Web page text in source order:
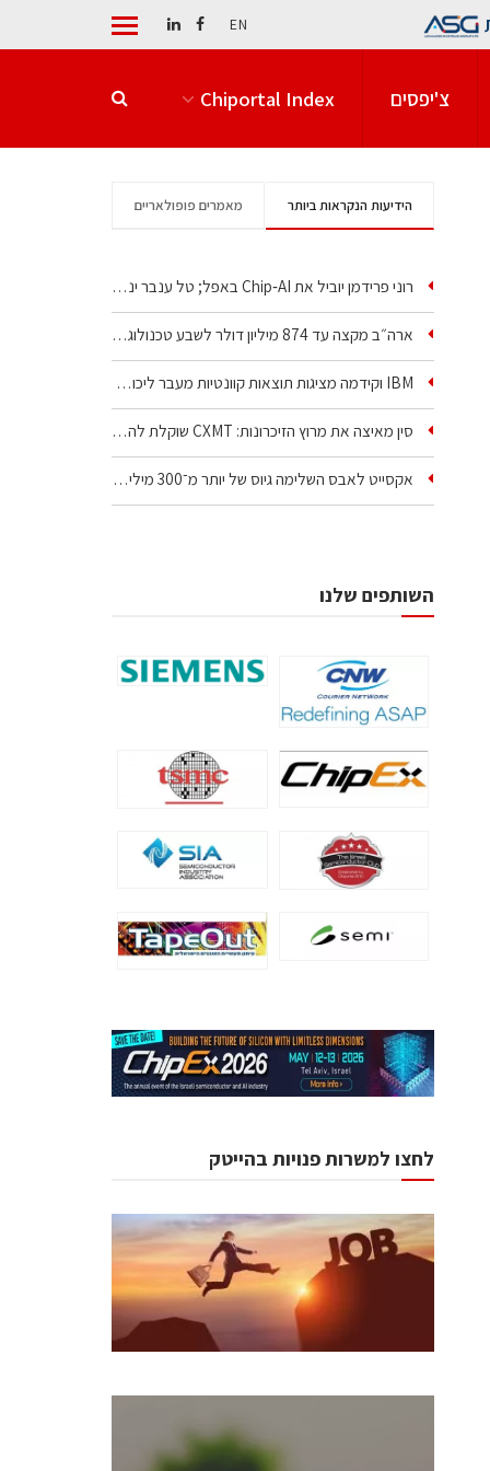
EN
צ'יפסים Chiportal Index
הידיעות הנקראות ביותר מאמרים פופולאריים
רוני פרידמן יוביל את Chip‑AI באפל; טל ענבר ינהל את…
ארה״ב מקצה עד 874 מיליון דולר לשבע טכנולוגיות שבבים…
IBM וקידמה מציגות תוצאות קוונטיות מעבר ליכולת…
סין מאיצה את מרוץ הזיכרונות: CXMT שוקלת להקים מפעל…
אקסייט לאבס השלימה גיוס של יותר מ־300 מיליון דולר…
השותפים שלנו
לחצו למשרות פנויות בהייטק